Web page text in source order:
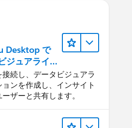
Desktop で
ジュアライ
ンをはじめ
接続し、データビジュアラ
ンを作成し、インサイト
ザーと共有します。